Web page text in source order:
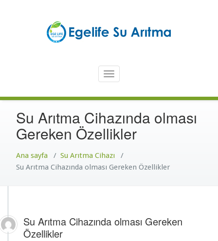
En İyi Su Arıtma Cihazı – Ege
Life Su Arıtma Cihazı
Toggle
navigation
Su Arıtma Cihazında olması
Gereken Özellikler
Ana sayfa / Su Arıtma Cihazı /
Su Arıtma Cihazında olması Gereken Özellikler
Su Arıtma Cihazında olması Gereken
Özellikler